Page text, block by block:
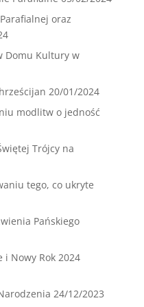
oraz
Domu Kultury w
20/01/2024
modlitw o jedność
Trójcy na
tego, co ukryte
Pańskiego
i Nowy Rok 2024
24/12/2023